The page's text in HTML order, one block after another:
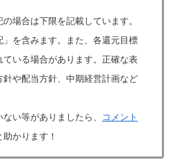
場合は下限を記載しています。
」を含みます。また、各還元目標
いる場合があります。正確な表
や配当方針、中期経営計画など
い等がありましたら、
コメント
かります！